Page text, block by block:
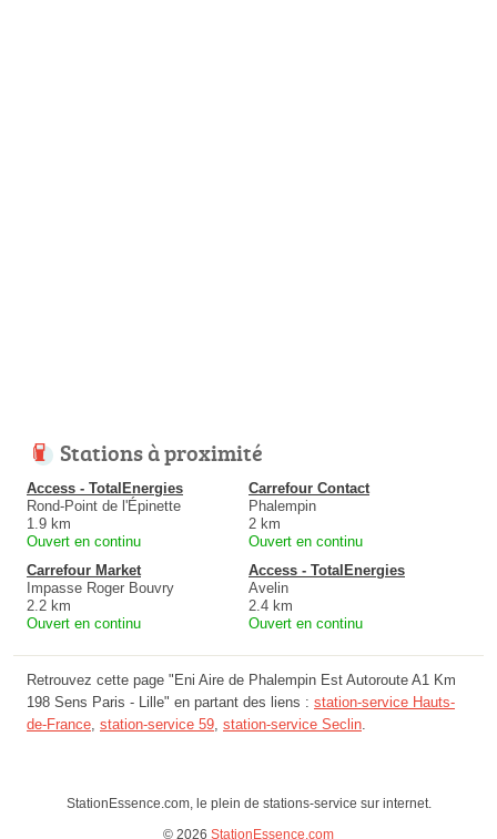
Stations à proximité
Access - TotalEnergies
Rond-Point de l'Épinette
1.9 km
Ouvert en continu
Carrefour Contact
Phalempin
2 km
Ouvert en continu
Carrefour Market
Impasse Roger Bouvry
2.2 km
Ouvert en continu
Access - TotalEnergies
Avelin
2.4 km
Ouvert en continu
Retrouvez cette page "Eni Aire de Phalempin Est Autoroute A1 Km
198 Sens Paris - Lille" en partant des liens : station-service Hauts-
de-France station-service 59 station-service Seclin
StationEssence.com, le plein de stations-service sur internet.
© 2026 StationEssence.com